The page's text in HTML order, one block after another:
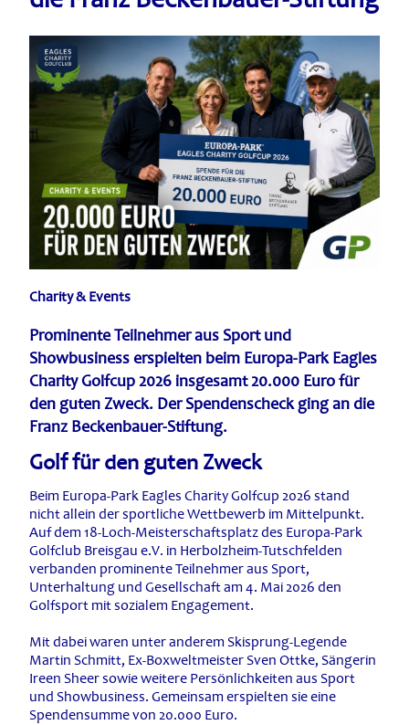
Charity & Events
Prominente Teilnehmer aus Sport und
Showbusiness erspielten beim Europa-Park Eagles
Charity Golfcup 2026 insgesamt 20.000 Euro für
den guten Zweck. Der Spendenscheck ging an die
Franz Beckenbauer-Stiftung.
Golf für den guten Zweck
Beim Europa-Park Eagles Charity Golfcup 2026 stand
nicht allein der sportliche Wettbewerb im Mittelpunkt.
Auf dem 18-Loch-Meisterschaftsplatz des Europa-Park
Golfclub Breisgau e.V. in Herbolzheim-Tutschfelden
verbanden prominente Teilnehmer aus Sport,
Unterhaltung und Gesellschaft am 4. Mai 2026 den
Golfsport mit sozialem Engagement.
Mit dabei waren unter anderem Skisprung-Legende
Martin Schmitt, Ex-Boxweltmeister Sven Ottke, Sängerin
Ireen Sheer sowie weitere Persönlichkeiten aus Sport
und Showbusiness. Gemeinsam erspielten sie eine
Spendensumme von 20.000 Euro.